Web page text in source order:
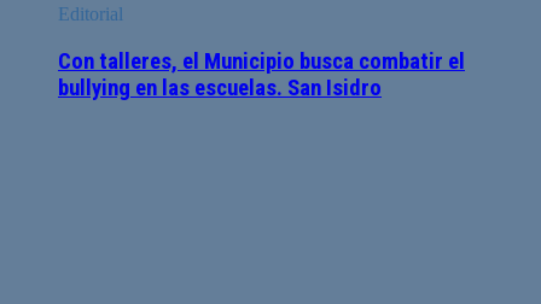
Editorial
Con talleres, el Municipio busca combatir el
bullying en las escuelas. San Isidro